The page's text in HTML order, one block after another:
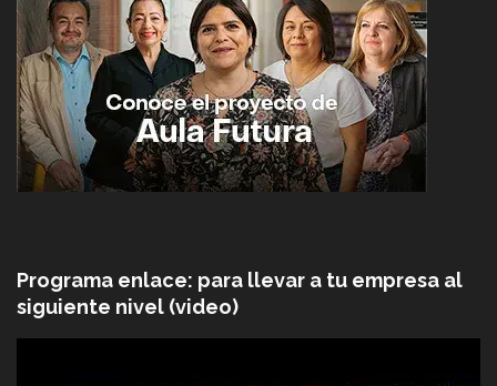
Programa enlace: para llevar a tu empresa al
siguiente nivel (video)